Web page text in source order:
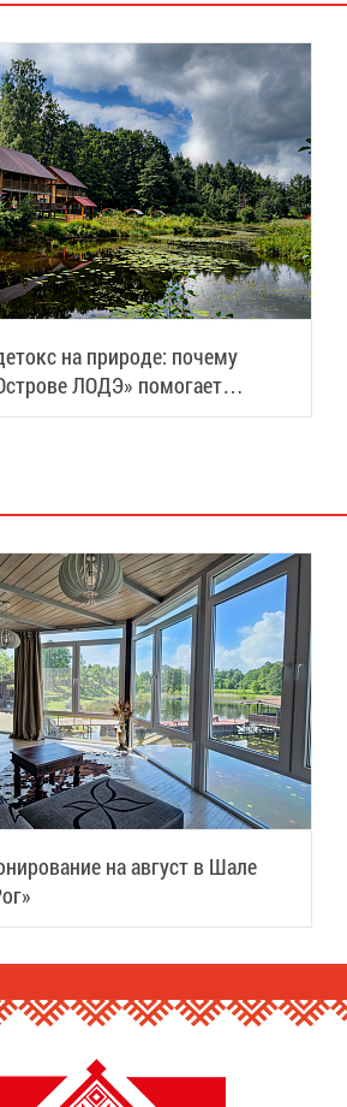
на природе: почему
ЛОДЭ» помогает
силы
на август в Шале